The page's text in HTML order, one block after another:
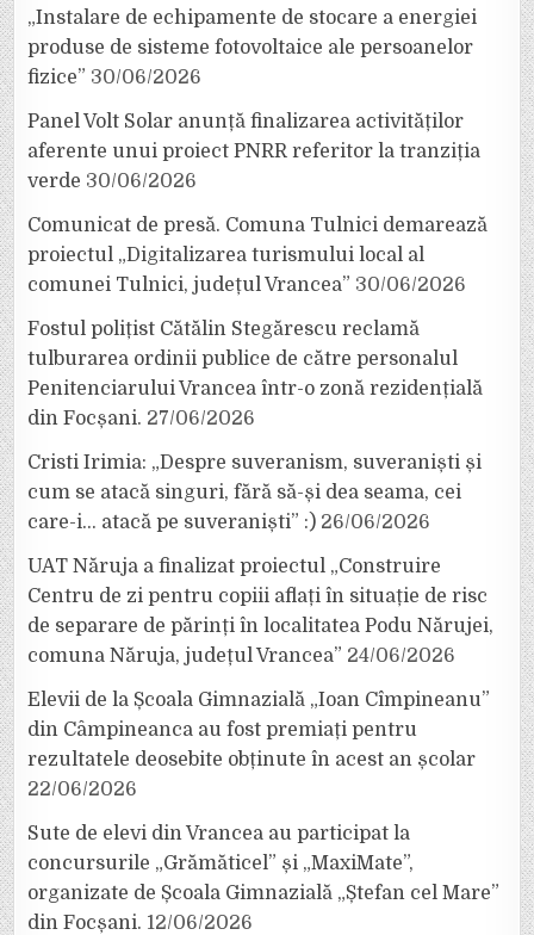
„Instalare de echipamente de stocare a energiei
produse de sisteme fotovoltaice ale persoanelor
fizice” 30/06/2026
Panel Volt Solar anunță finalizarea activităților
aferente unui proiect PNRR referitor la tranziția
verde 30/06/2026
Comunicat de presă. Comuna Tulnici demarează
proiectul „Digitalizarea turismului local al
comunei Tulnici, județul Vrancea” 30/06/2026
Fostul polițist Cătălin Stegărescu reclamă
tulburarea ordinii publice de către personalul
Penitenciarului Vrancea într-o zonă rezidențială
din Focșani. 27/06/2026
Cristi Irimia: „Despre suveranism, suveraniști și
cum se atacă singuri, fără să-și dea seama, cei
care-i… atacă pe suveraniști” :) 26/06/2026
UAT Năruja a finalizat proiectul „Construire
Centru de zi pentru copiii aflați în situație de risc
de separare de părinți în localitatea Podu Nărujei,
comuna Năruja, județul Vrancea” 24/06/2026
Elevii de la Școala Gimnazială „Ioan Cîmpineanu”
din Câmpineanca au fost premiați pentru
rezultatele deosebite obținute în acest an școlar
22/06/2026
Sute de elevi din Vrancea au participat la
concursurile „Grămăticel” și „MaxiMate”,
organizate de Școala Gimnazială „Ștefan cel Mare”
din Focșani. 12/06/2026